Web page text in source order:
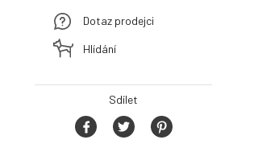
Dotaz prodejci
Hlídání
Sdílet